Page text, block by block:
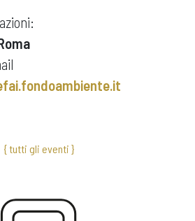
{ tutti gli eventi }